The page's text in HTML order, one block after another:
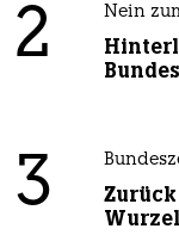
2 Nein
3